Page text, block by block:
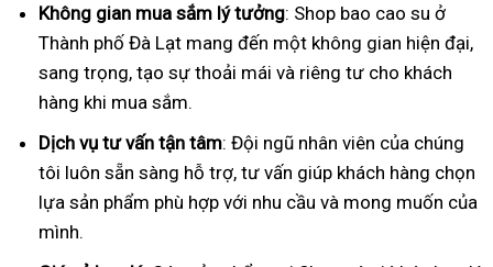
Không gian mua sắm lý tưởng: Shop bao cao su ở
Thành phố Đà Lạt mang đến một không gian hiện đại,
sang trọng, tạo sự thoải mái và riêng tư cho khách
hàng khi mua sắm.
Dịch vụ tư vấn tận tâm: Đội ngũ nhân viên của chúng
tôi luôn sẵn sàng hỗ trợ, tư vấn giúp khách hàng chọn
lựa sản phẩm phù hợp với nhu cầu và mong muốn của
mình.